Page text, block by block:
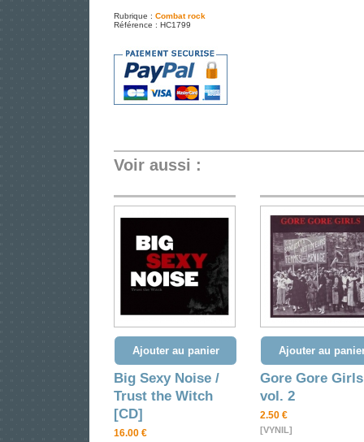
Rubrique : Combat rock
Référence : HC1799
Voir aussi :
Ajouter au panier
Big Sexy Noise /
Trust the Witch
[CD]
16.00 €
Ajouter au
Gore Gore Girls
vol. 2
2.50 €
[VYNIL]